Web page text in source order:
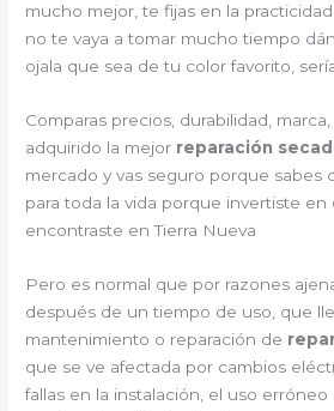
mucho mejor, te fijas en la
no te vaya a tomar mucho tiempo
ojala que sea de tu color favorito,
Comparas precios, durabilidad,
adquirido la mejor reparación
mercado y vas seguro porque sabes
para toda la vida porque invertiste en
encontraste en Tierra Nueva
Pero es normal que por razones
después de un tiempo de uso, que
mantenimiento o reparación de
que se ve afectada por cambios
fallas en la instalación, el uso